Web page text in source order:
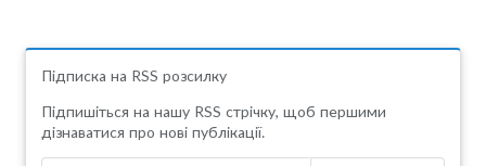
Підписка на RSS розсилку
Підпишіться на нашу RSS стрічку, щоб першими
дізнаватися про нові публікації.